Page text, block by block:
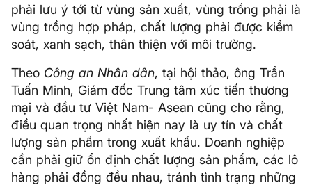
phải lưu ý tới từ vùng sản xuất, vùng trồng phải là
vùng trồng hợp pháp, chất lượng phải được kiểm
soát, xanh sạch, thân thiện với môi trường.
Theo Công an Nhân dân, tại hội thảo, ông Trần
Tuấn Minh, Giám đốc Trung tâm xúc tiến thương
mại và đầu tư Việt Nam- Asean cũng cho rằng,
điều quan trọng nhất hiện nay là uy tín và chất
lượng sản phẩm trong xuất khẩu. Doanh nghiệp
cần phải giữ ổn định chất lượng sản phẩm, các lô
hàng phải đồng đều nhau, tránh tình trạng những